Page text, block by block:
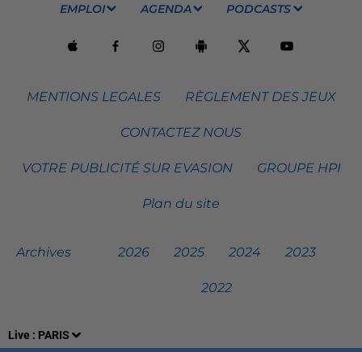
Live : PARIS
EMPLOI AGENDA PODCASTS
MENTIONS LEGALES RÈGLEMENT DES JEUX
CONTACTEZ NOUS
VOTRE PUBLICITÉ SUR EVASION GROUPE HPI
Plan du site
Archives 2026 2025 2024 2023
2022